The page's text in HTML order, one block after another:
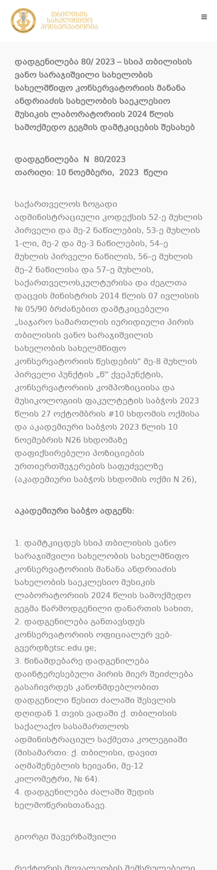
დადგენილება 80/ 2023 – სსიპ თბილისის
ვანო სარაჯიშვილი სახელობის
სახელმწიფო კონსერვატორიის მანანა
ანდრიაძის სახელობის საეკლესიო
მუსიკის ლაბორატორიის 2024 წლის
სამოქმედო გეგმის დამტკიცების შესახებ
დადგენილება N 80/2023
თარიღი: 10 ნოემბერი, 2023 წელი
საქართველოს ზოგადი
ადმინისტრაციული კოდექსის 52-ე მუხლის
პირველი და მე-2 ნაწილების, 53-ე მუხლის
1-ლი, მე-2 და მე-3 ნაწილების, 54–ე
მუხლის პირველი ნაწილის, 56–ე მუხლის
მე–2 ნაწილისა და 57–ე მუხლის,
საქართველოსკულტურისა და ძეგლთა
დაცვის მინისტრის 2014 წლის 07 ივლისის
№ 05/90 ბრძანებით დამტკიცებული
„საჯარო სამართლის იურიდიული პირის
თბილისის ვანო სარაჯიშვილის
სახელობის სახელმწიფო
კონსერვატორიის წესდების“ მე-8 მუხლის
პირველი პუნქტის „წ“ ქვეპუნქტის,
კონსერვატორიის კომპოზიციისა და
მუსიკოლოგიის ფაკულტეტის საბჭოს 2023
წლის 27 ოქტომბრის #10 სხდომის ოქმისა
და აკადემიური საბჭოს 2023 წლის 10
ნოემებრის N26 სხდომაზე
დაფიქსირებული პოზიციების
ურთიერთშეჯერების საფუძველზე
(აკადემიური საბჭოს სხდომის ოქმი N 26),
აკადემიური საბჭო ადგენს:
1. დამტკიცდეს სსიპ თბილისის ვანო
სარაჯიშვილი სახელობის სახელმწიფო
კონსერვატორიის მანანა ანდრიაძის
სახელობის საეკლესიო მუსიკის
ლაბორატორიის 2024 წლის სამოქმედო
გეგმა წარმოდგენილი დანართის სახით;
2. დადგენილება განთავსდეს
კონსერვატორიის ოფიციალურ ვებ-
გვერდზეtsc.edu.ge;
3. წინამდებარე დადგენილება
დაინტერესებული პირის მიერ შეიძლება
გასაჩივრდეს კანონმდებლობით
დადგენილი წესით ძალაში შესვლის
დღიდან 1 თვის ვადაში ქ. თბილისის
საქალაქო სასამართლოს
ადმინისტრაციულ საქმეთა კოლეგიაში
(მისამართი: ქ. თბილისი, დავით
აღმაშენებლის ხეივანი, მე-12
კილომეტრი, № 64).
4. დადგენილება ძალაში შედის
ხელმოწერისთანავე.
გიორგი შავერზაშვილი